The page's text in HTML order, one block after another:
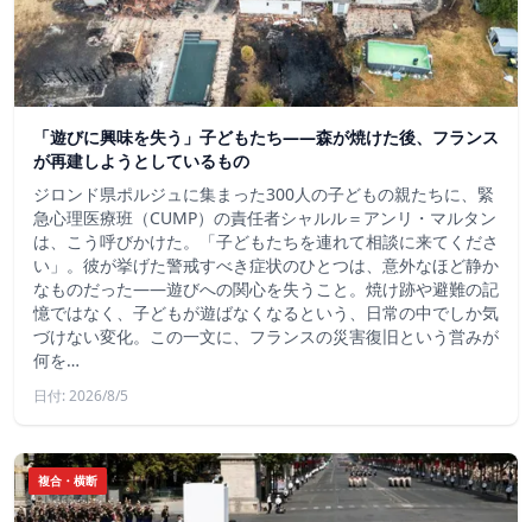
「遊びに興味を失う」子どもたち——森が焼けた後、フランス
が再建しようとしているもの
ジロンド県ポルジュに集まった300人の子どもの親たちに、緊
急心理医療班（CUMP）の責任者シャルル＝アンリ・マルタン
は、こう呼びかけた。「子どもたちを連れて相談に来てくださ
い」。彼が挙げた警戒すべき症状のひとつは、意外なほど静か
なものだった――遊びへの関心を失うこと。焼け跡や避難の記
憶ではなく、子どもが遊ばなくなるという、日常の中でしか気
づけない変化。この一文に、フランスの災害復旧という営みが
何を…
日付: 2026/8/5
複合・横断